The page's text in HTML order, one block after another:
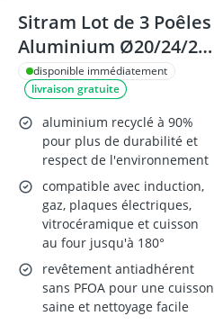
Sitram Lot de 3 Poêles
Aluminium Ø20/24/28
cmdisponible immédiatement
livraison gratuite
aluminium recyclé à 90%
pour plus de durabilité et
respect de l'environnement
compatible avec induction,
gaz, plaques électriques,
vitrocéramique et cuisson
au four jusqu'à 180°
revêtement antiadhérent
sans PFOA pour une cuisson
saine et nettoyage facile